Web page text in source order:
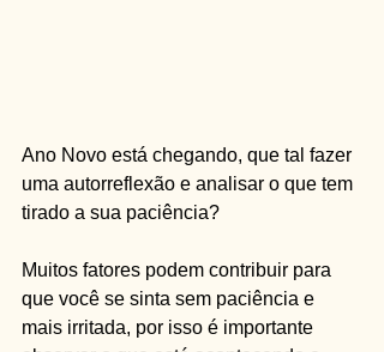
Ano Novo está chegando, que tal fazer
uma autorreflexão e analisar o que tem
tirado a sua paciência?
Muitos fatores podem contribuir para
que você se sinta sem paciência e
mais irritada, por isso é importante